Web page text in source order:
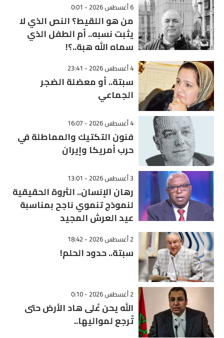
6 أغسطس 2026 - 0:01
من هو اللقيط؟ النص الذي لا
يثبت نسبه.. أم الطفل الذي
سماه الله هبة..؟!
4 أغسطس 2026 - 23:41
سبتة.. أو معضلة الضجر
الجماعي
4 أغسطس 2026 - 16:07
فنون التكتيك والمماطلة في
حرب أمريكا وإيران
3 أغسطس 2026 - 13:01
رهان الإنسان.. الثروة الحقيقية
لنموذج تنموي ناجح بمناسبة
عيد العرش المجيد
2 أغسطس 2026 - 18:42
سبتة.. حدود الحلم!
2 أغسطس 2026 - 0:10
الله يحن عْلى هاد الأرض حتى
تْرجع لمواليها..